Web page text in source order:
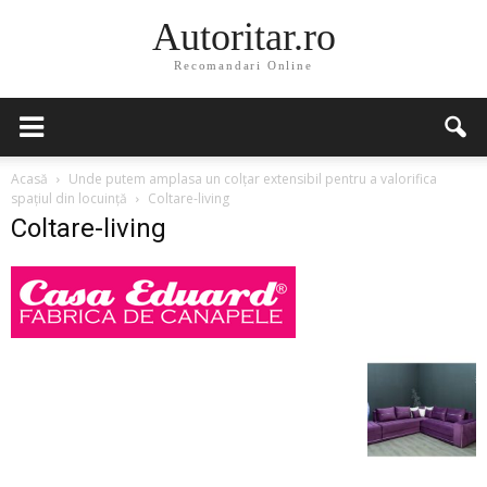
Autoritar.ro
Recomandari Online
Acasă
Unde putem amplasa un colțar extensibil pentru a valorifica
spațiul din locuință
Coltare-living
Coltare-living